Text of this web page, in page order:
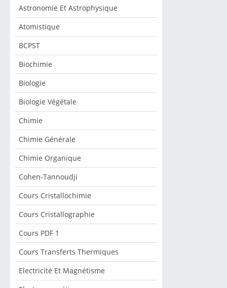
Astronomie Et Astrophysique
Atomistique
BCPST
Biochimie
Biologie
Biologie Végétale
Chimie
Chimie Générale
Chimie Organique
Cohen-Tannoudji
Cours Cristallochimie
Cours Cristallographie
Cours PDF 1
Cours Transferts Thermiques
Electricité Et Magnétisme